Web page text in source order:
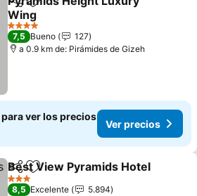
CompartirAñadir a favoritos
Wing
Ver precios
4 Estrellas
7,5 Bueno
127
a 0.9 km de: Pirámides de Gizeh
ver los precios
Ver precios
CompartirAñadir a favoritos
Best View Pyramids Hotel
3 Estrellas
8,5 Excelente
5.894